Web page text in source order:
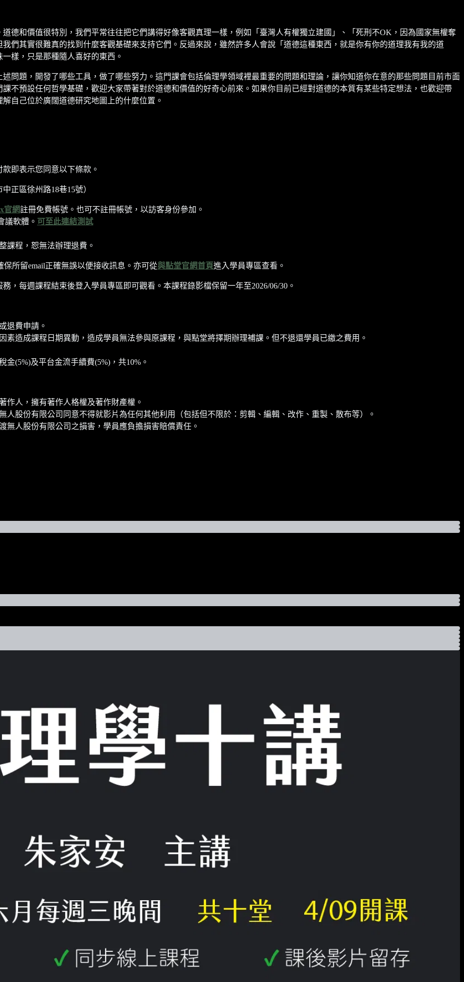
德和價值很特別，我們平常往往把它們講得好像客觀真理一樣，例如「臺灣人有權獨立建國」、「死刑不OK，因為國家無權奪
們其實很難真的找到什麼客觀基礎來支持它們。反過來說，雖然許多人會說「道德這種東西，就是你有你的道理我有我的道
樣，只是那種隨人喜好的東西。
問題，開發了哪些工具，做了哪些努力。這門課會包括倫理學領域裡最重要的問題和理論，讓你知道你在意的那些問題目前市面
不預設任何哲學基礎，歡迎大家帶著對於道德和價值的好奇心前來。如果你目前已經對道德的本質有某些特定想法，也歡迎帶
自己位於廣闊道德研究地圖上的什麼位置。
即表示您同意以下條款。
正區徐州路18巷15號）
官網註冊免費帳號。也可不註冊帳號，以訪客身份參加。
議軟體。 可至此連結測試
課程，恕無法辦理退費。
所留email正確無誤以便接收訊息。亦可從與點堂官網首頁進入學員專區查看。
，每週課程結束後登入學員專區即可觀看。本課程錄影檔保留一年至2026/06/30。
退費申請。
造成課程日期異動，造成學員無法參與原課程，與點堂將擇期辦理補課。但不退還學員已繳之費用。
(5%)及平台金流手續費(5%)，共10%。
作人，擁有著作人格權及著作財產權。
股份有限公司同意不得就影片為任何其他利用（包括但不限於：剪輯、編輯、改作、重製、散布等）。
人股份有限公司之損害，學員應負擔損害賠償責任。